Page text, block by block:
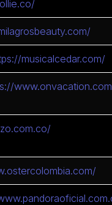
musicalcedar.com/